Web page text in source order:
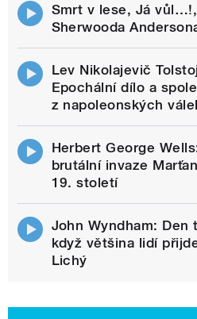
Smrt v lese, Já
Sherwooda
Lev Nikolajevič
Epochální dílo a
z napoleonských
Herbert George
brutální invaze
19. století
John Wyndham: Den
když většina lidí
Lichý